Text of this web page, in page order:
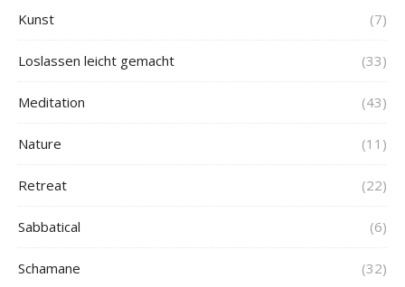
Kunst (7)
Loslassen leicht gemacht (33)
Meditation (43)
Nature (11)
Retreat (22)
Sabbatical (6)
Schamane (32)